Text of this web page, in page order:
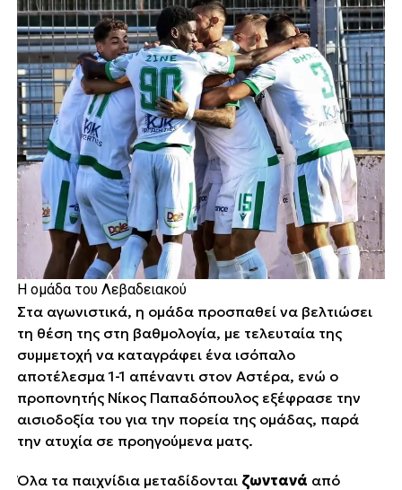
Η ομάδα του Λεβαδειακού
Στα αγωνιστικά, η ομάδα προσπαθεί να βελτιώσει
τη θέση της στη βαθμολογία, με τελευταία της
συμμετοχή να καταγράφει ένα ισόπαλο
αποτέλεσμα 1-1 απέναντι στον Αστέρα, ενώ ο
προπονητής Νίκος Παπαδόπουλος εξέφρασε την
αισιοδοξία του για την πορεία της ομάδας, παρά
την ατυχία σε προηγούμενα ματς.
Όλα τα παιχνίδια μεταδίδονται ζωντανά από